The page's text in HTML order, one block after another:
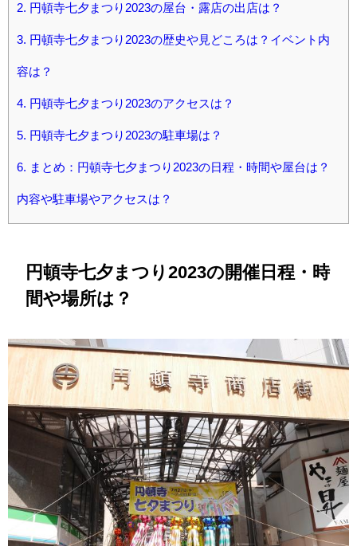
2. 円頓寺七夕まつり2023の屋台・露店の出店は？
3. 円頓寺七夕まつり2023の歴史や見どころは？イベント内
容は？
4. 円頓寺七夕まつり2023のアクセスは？
5. 円頓寺七夕まつり2023の駐車場は？
6. まとめ：円頓寺七夕まつり2023の日程・時間や屋台は？
内容や駐車場やアクセスは？
円頓寺七夕まつり2023の開催日程・時
間や場所は？